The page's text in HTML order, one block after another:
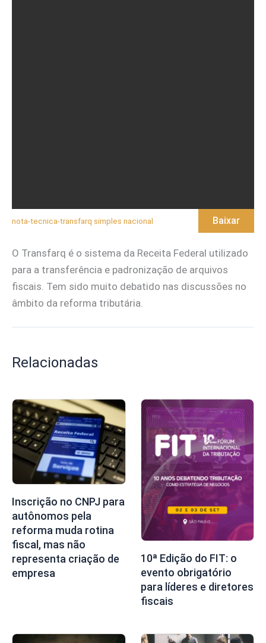
nota-tecnica-transfarq simples nacional Baixar
O Transfarq é o sistema da Receita Federal utilizado
para a transferência e padronização de arquivos
fiscais. Tem sido muito debatido nas discussões no
âmbito da reforma tributária.
Relacionadas
Inscrição no CNPJ para
autônomos pela
reforma muda rotina
fiscal, mas não
representa criação de
empresa
10ª Edição do FIT: o
evento obrigatório
para líderes e diretores
fiscais